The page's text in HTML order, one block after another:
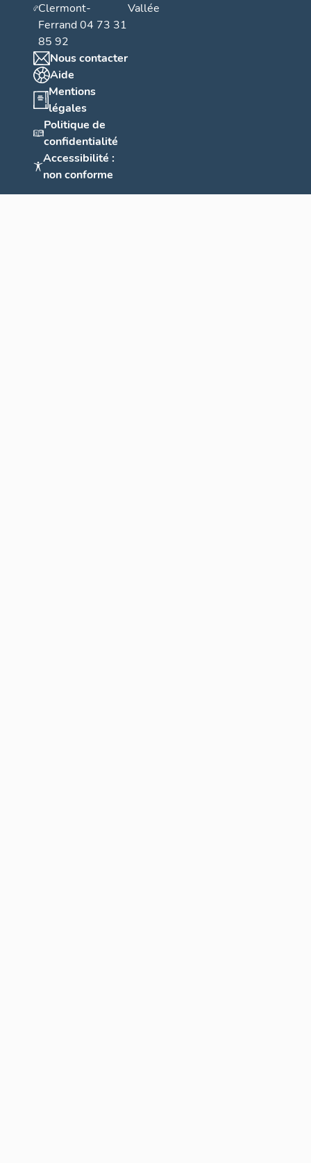
Clermont-
Ferrand 04 73 31
85 92
Nous contacter
Aide
Mentions
légales
Politique de
confidentialité
Accessibilité :
non conforme
Vallée